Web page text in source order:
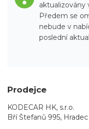
aktualizovány
Předem se
nebude v
poslední
Prodejce
KODECAR HK, s.r.o.
Bří Štefanů 995,